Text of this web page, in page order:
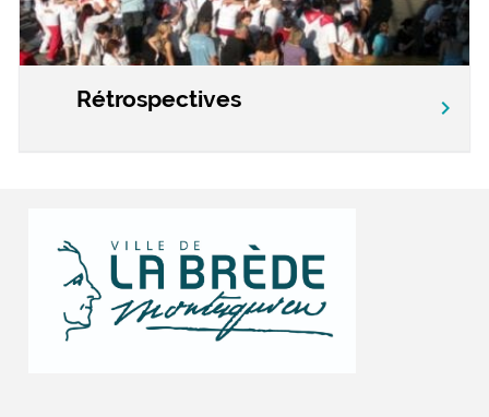
Rétrospectives chevron_right